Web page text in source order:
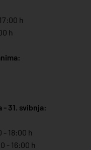
h
h
- 31. svibnja:
- 18:00 h
- 16:00 h